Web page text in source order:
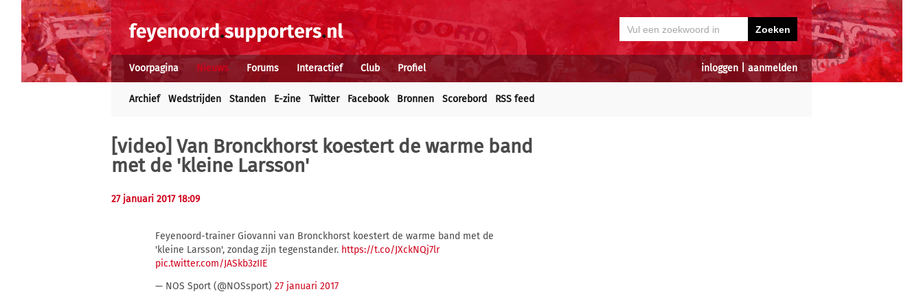
inloggen aanmelden
Voorpagina Nieuws Forums Interactief Club Profiel
Archief Wedstrijden Standen E-zine Twitter Facebook Bronnen Scorebord RSS feed
[video] Van Bronckhorst koestert de warme band
met de 'kleine Larsson'
27 januari 2017 18:09
Feyenoord-trainer Giovanni van Bronckhorst koestert de warme band met de
'kleine Larsson', zondag zijn tegenstander. https://t.co/JXckNQj7lr
pic.twitter.com/JASkb3zIIE
— NOS Sport (@NOSsport)27 januari 2017